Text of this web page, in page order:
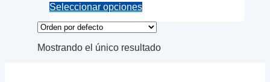
Seleccionar opcionesEste
tiene
variantes.
Mostrando el único resultado